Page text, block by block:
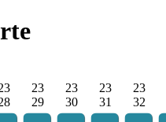
23
29
23
30
23
31
23
32